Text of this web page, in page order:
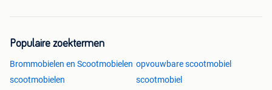
Populaire zoektermen
Brommobielen en Scootmobielen opvouwbare scootmobiel
scootmobielen
scootmobiel